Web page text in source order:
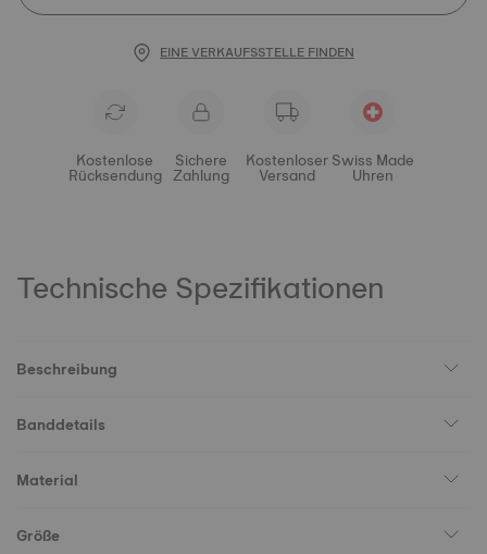
EINE VERKAUFSSTELLE FINDEN
Kostenlose
Rücksendung
Sichere
Zahlung
Kostenloser
Versand
Swiss Made
Uhren
Technische Spezifikationen
Beschreibung
Banddetails
Material
Größe